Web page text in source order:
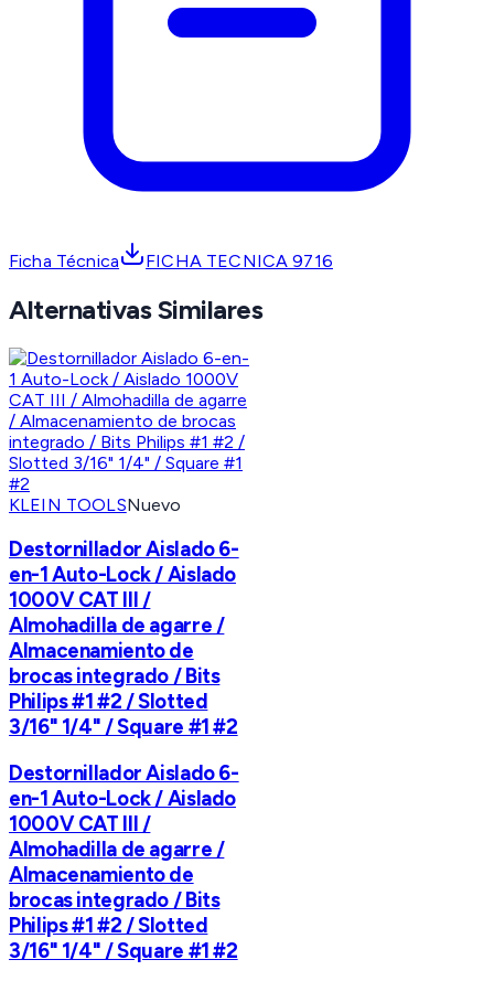
Ficha Técnica FICHA TECNICA 9716
Alternativas Similares
KLEIN TOOLSNuevo
Destornillador Aislado 6-
en-1 Auto-Lock / Aislado
1000V CAT III /
Almohadilla de agarre /
Almacenamiento de
brocas integrado / Bits
Philips #1 #2 / Slotted
3/16" 1/4" / Square #1 #2
Destornillador Aislado 6-
en-1 Auto-Lock / Aislado
1000V CAT III /
Almohadilla de agarre /
Almacenamiento de
brocas integrado / Bits
Philips #1 #2 / Slotted
3/16" 1/4" / Square #1 #2